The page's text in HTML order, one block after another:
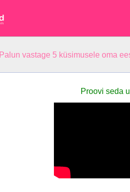
Palun vastage 5 küsimusele oma
Proovi seda